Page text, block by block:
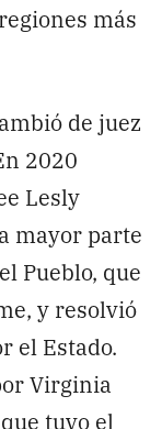
más
de juez
2020
Lesly
mayor parte
Pueblo, que
y resolvió
el Estado.
Virginia
tuvo el